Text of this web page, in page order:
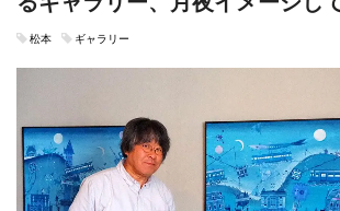
松本 ギャラリー